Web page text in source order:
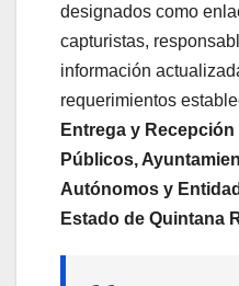
designados como
capturistas,
información
requerimientos
Entrega y
Públicos,
Autónomos y
Estado de Quintana